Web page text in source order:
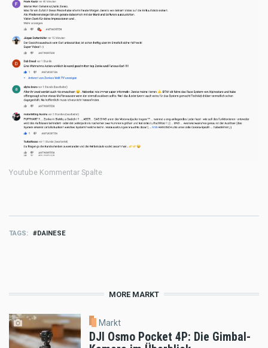
Youtube Kommentar Spalte
TAGS DAINESE
MORE MARKT
Markt
DJI Osmo Pocket 4P: Die Gimbal-